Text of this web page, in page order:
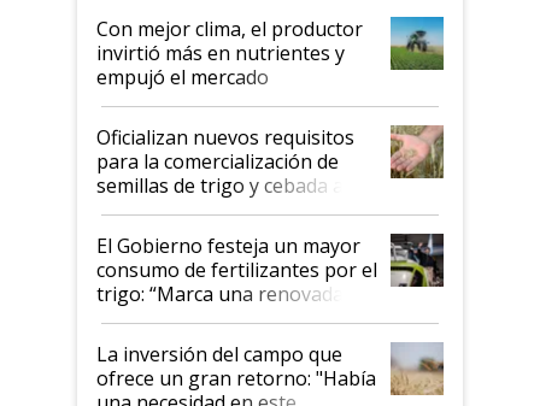
Con mejor clima, el productor
invirtió más en nutrientes y
empujó el mercado
Oficializan nuevos requisitos
para la comercialización de
semillas de trigo y cebada a
granel
El Gobierno festeja un mayor
consumo de fertilizantes por el
trigo: “Marca una renovada
confianza de los productores”
La inversión del campo que
ofrece un gran retorno: "Había